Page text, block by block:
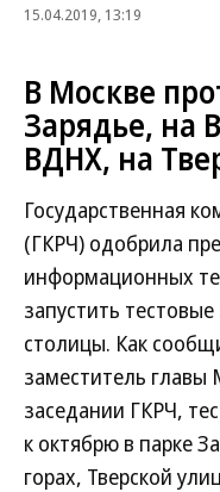
15.04.2019, 13:19
В Москве
Зарядье, на
ВДНХ, на
Государственная
(ГКРЧ) одобрила
информационных
запустить
столицы. Как
заместитель
заседании ГКРЧ,
к октябрю в парке
горах, Тверской